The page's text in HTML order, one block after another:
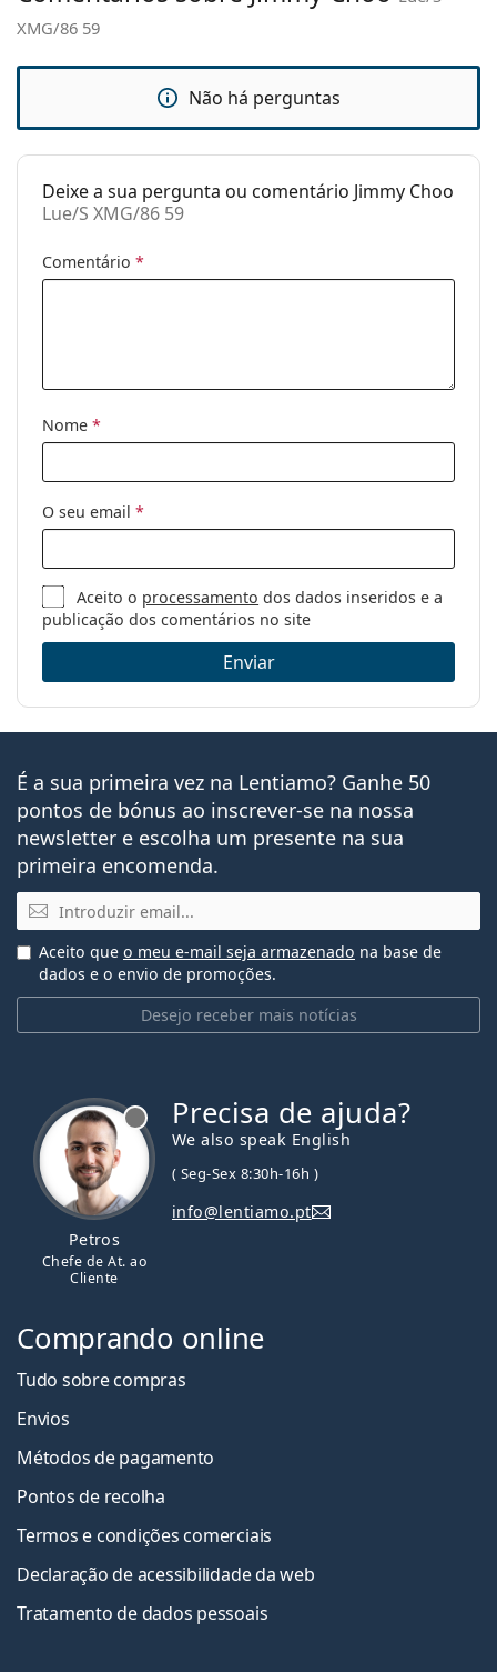
Estojo:
Pano de
Sim
Outros
Categoria:
Óculos de sol
Uso:
Moda
XMG/86 59
Não há perguntas
Deixe a sua pergunta ou comentário Jimmy Choo
Lue/S XMG/86 59
Comentário *
Nome *
O seu email *
Aceito o processamento dos dados inseridos e a
publicação dos comentários no site
Enviar
É a sua primeira vez na Lentiamo? Ganhe 50
pontos de bónus ao inscrever-se na nossa
newsletter e escolha um presente na sua
primeira encomenda.
Email
Desejo receber mais notícias
Aceito que o meu e-mail seja armazenado na base de
dados e o envio de promoções.
Petros
Chefe de At. ao
Cliente
Precisa de ajuda?
We also speak English
( Seg-Sex 8:30h-16h )
info@lentiamo.pt
Comprando online
Tudo sobre compras
Envios
Métodos de pagamento
Pontos de recolha
Termos e condições comerciais
Declaração de acessibilidade da web
Tratamento de dados pessoais